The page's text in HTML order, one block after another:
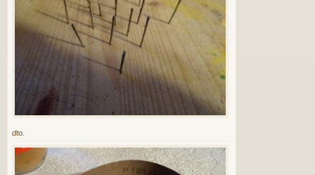
dto.